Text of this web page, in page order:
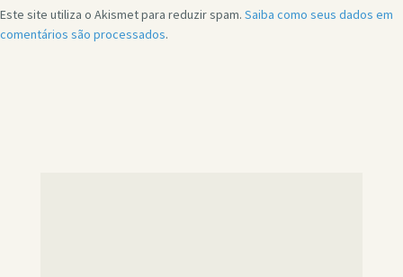
Este site utiliza o Akismet para reduzir spam. Saiba como seus dados em
comentários são processados.